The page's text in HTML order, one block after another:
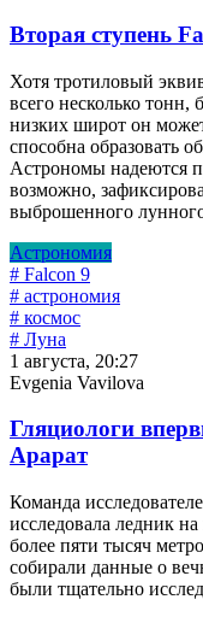
Вторая ступень
Хотя тротиловый
всего несколько тонн,
низких широт он
способна образовать
Астрономы надеются
возможно,
выброшенного
Астрономия
# Falcon 9
# астрономия
# космос
# Луна
1 августа, 20:27
Evgenia Vavilova
Гляциологи
Арарат
Команда
исследовала ледник
более пяти тысяч
собирали данные о
были тщательно